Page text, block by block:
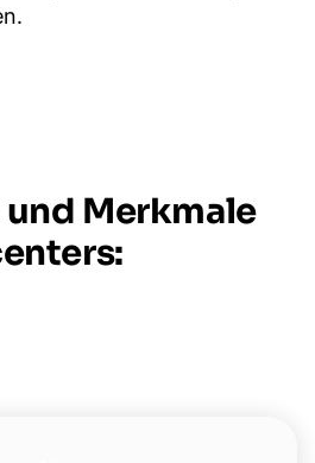
Merkmale